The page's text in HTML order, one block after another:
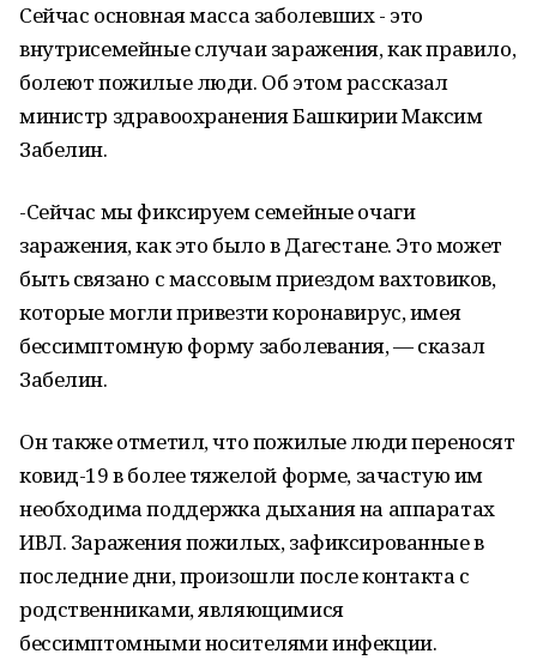
Сейчас основная масса заболевших - это
внутрисемейные случаи заражения, как правило,
болеют пожилые люди. Об этом рассказал
министр здравоохранения Башкирии Максим
Забелин.
-Сейчас мы фиксируем семейные очаги
заражения, как это было в Дагестане. Это может
быть связано с массовым приездом вахтовиков,
которые могли привезти коронавирус, имея
бессимптомную форму заболевания, — сказал
Забелин.
Он также отметил, что пожилые люди переносят
ковид-19 в более тяжелой форме, зачастую им
необходима поддержка дыхания на аппаратах
ИВЛ. Заражения пожилых, зафиксированные в
последние дни, произошли после контакта с
родственниками, являющимися
бессимптомными носителями инфекции.